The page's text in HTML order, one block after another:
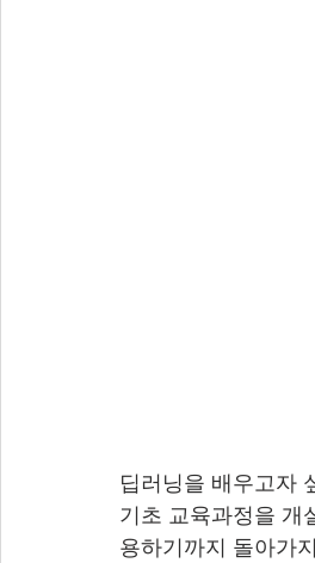
딥러닝을 배우고자
기초 교육과정을 개
용하기까지 돌아가